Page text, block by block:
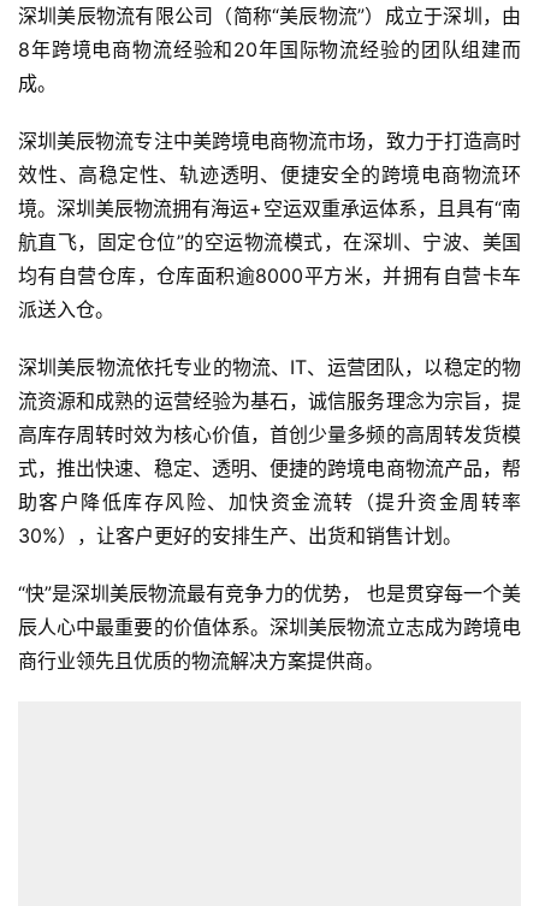
深圳美辰物流有限公司（简称“美辰物流”）成立于深圳，由
8年跨境电商物流经验和20年国际物流经验的团队组建而
成。
深圳美辰物流专注中美跨境电商物流市场，致力于打造高时
效性、高稳定性、轨迹透明、便捷安全的跨境电商物流环
境。深圳美辰物流拥有海运+空运双重承运体系，且具有“南
航直飞，固定仓位”的空运物流模式，在深圳、宁波、美国
均有自营仓库，仓库面积逾8000平方米，并拥有自营卡车
派送入仓。
深圳美辰物流依托专业的物流、IT、运营团队，以稳定的物
流资源和成熟的运营经验为基石，诚信服务理念为宗旨，提
高库存周转时效为核心价值，首创少量多频的高周转发货模
式，推出快速、稳定、透明、便捷的跨境电商物流产品，帮
助客户降低库存风险、加快资金流转（提升资金周转率
30%），让客户更好的安排生产、出货和销售计划。
“快”是深圳美辰物流最有竞争力的优势， 也是贯穿每一个美
辰人心中最重要的价值体系。深圳美辰物流立志成为跨境电
商行业领先且优质的物流解决方案提供商。